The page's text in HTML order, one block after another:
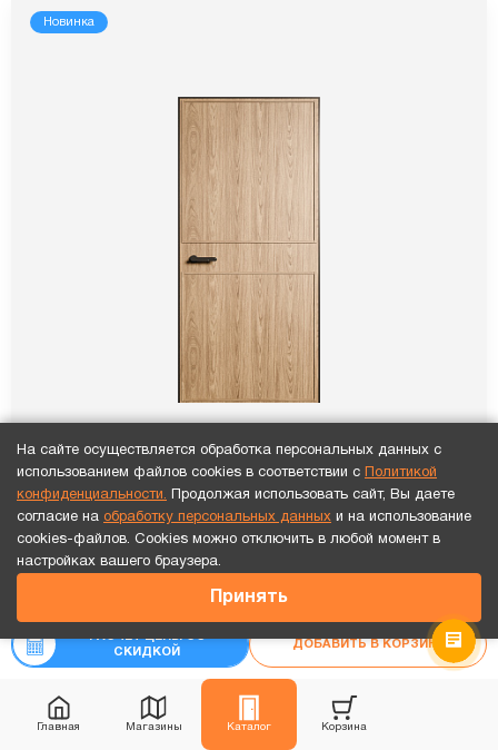
Главная Магазины Каталог Корзина
Точный расчет за 10 минут по СМС или телефону!
РАСЧЕТ ЦЕНЫ СО
СКИДКОЙ
ДОБАВИТЬ В КОРЗИНУ
Новинка
ПГ Тайм 2 Дуб альпийский
47 761₽
Рассчитать цену
Новинка
На сайте осуществляется обработка персональных данных с
использованием файлов cookies в соответствии с
Политикой
конфиденциальности. Продолжая использовать сайт, Вы даете
согласие на обработку персональных данных и на использование
cookies-файлов. Cookies можно отключить в любой момент в
настройках вашего браузера.
Принять